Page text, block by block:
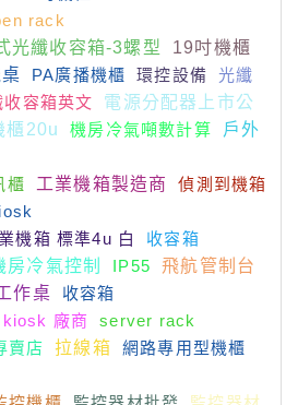
rack
光纖收容箱-3螺型
19吋機櫃
PA廣播機櫃 環控設備
光纖
收容箱英文
電源分配器上市公
櫃20u 機房冷氣噸數計算
戶外
櫃 工業機箱製造商
偵測到機箱
機箱 標準4u 白
收容箱
房冷氣控制 IP55
飛航管制台
作桌
收容箱
kiosk 廠商
server rack
賣店 拉線箱
網路專用型機櫃